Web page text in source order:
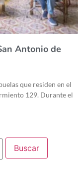
Antonio de
que residen en el
129. Durante el